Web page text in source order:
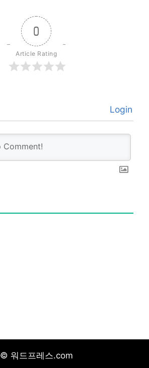
0
Article Rating
Login
© 워드프레스.com